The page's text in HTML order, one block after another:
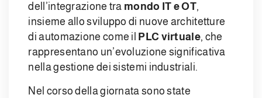
dell’integrazione tra mondo IT e OT,
insieme allo sviluppo di nuove architetture
di automazione come il
PLC virtuale, che
rappresentano un’evoluzione significativa
nella gestione dei sistemi industriali.
Nel corso della giornata sono state